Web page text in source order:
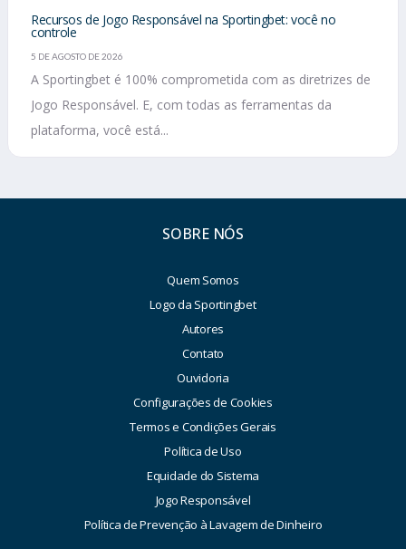
Recursos de Jogo Responsável na Sportingbet: você no
controle
5 DE AGOSTO DE 2026
A Sportingbet é 100% comprometida com as diretrizes de
Jogo Responsável. E, com todas as ferramentas da
plataforma, você está...
SOBRE NÓS
Quem Somos
Logo da Sportingbet
Autores
Contato
Ouvidoria
Configurações de Cookies
Termos e Condições Gerais
Política de Uso
Equidade do Sistema
Jogo Responsável
Política de Prevenção à Lavagem de Dinheiro